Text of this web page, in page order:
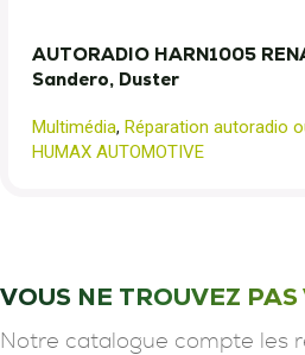
AUTORADIO HARN1005
Sandero, Duster
Multimédia, Réparation autoradio
HUMAX AUTOMOTIVE
VOUS NE TROUVEZ
Notre catalogue compte les